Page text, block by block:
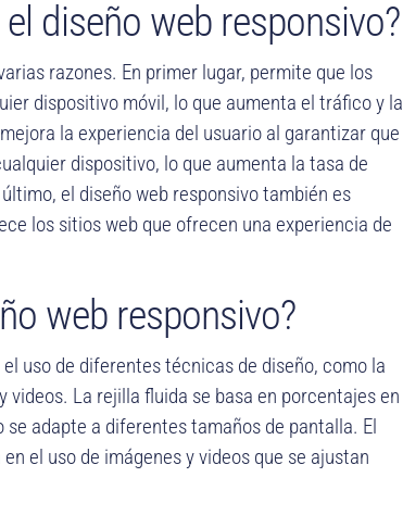
diseño web responsivo?
razones. En primer lugar, permite que los
dispositivo móvil, lo que aumenta el tráfico y la
la experiencia del usuario al garantizar que
dispositivo, lo que aumenta la tasa de
el diseño web responsivo también es
los sitios web que ofrecen una experiencia de
web responsivo?
uso de diferentes técnicas de diseño, como la
La rejilla fluida se basa en porcentajes en
adapte a diferentes tamaños de pantalla. El
el uso de imágenes y videos que se ajustan